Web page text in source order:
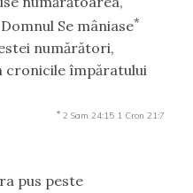
Se mâniase*
numărători,
cronicile împăratului
* 2 Sam 24:15 1 Cron 21:7
pus peste